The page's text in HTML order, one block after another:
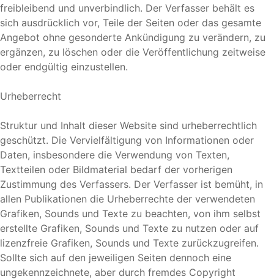
freibleibend und unverbindlich. Der Verfasser behält es
sich ausdrücklich vor, Teile der Seiten oder das gesamte
Angebot ohne gesonderte Ankündigung zu verändern, zu
ergänzen, zu löschen oder die Veröffentlichung zeitweise
oder endgültig einzustellen.
Urheberrecht
Struktur und Inhalt dieser Website sind urheberrechtlich
geschützt. Die Vervielfältigung von Informationen oder
Daten, insbesondere die Verwendung von Texten,
Textteilen oder Bildmaterial bedarf der vorherigen
Zustimmung des Verfassers. Der Verfasser ist bemüht, in
allen Publikationen die Urheberrechte der verwendeten
Grafiken, Sounds und Texte zu beachten, von ihm selbst
erstellte Grafiken, Sounds und Texte zu nutzen oder auf
lizenzfreie Grafiken, Sounds und Texte zurückzugreifen.
Sollte sich auf den jeweiligen Seiten dennoch eine
ungekennzeichnete, aber durch fremdes Copyright